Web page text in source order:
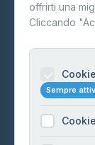
Contatti
Informazioni
Cookie Policy
offrirti una
Cliccando
Sempre